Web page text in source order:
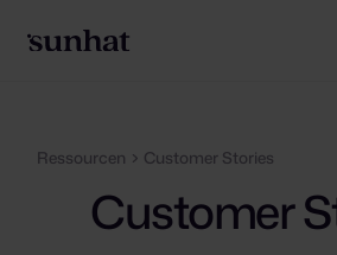
Ressourcen Customer Stories
Customer